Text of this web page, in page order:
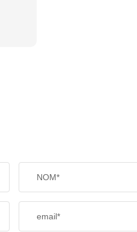
NOM*
email*